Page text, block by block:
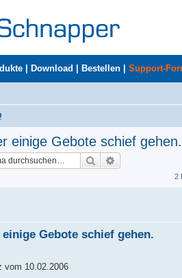
Download Bestellen Support-
einige Gebote schief gehen.
Suche
2
Gebote schief gehen.
vom 10.02.2006